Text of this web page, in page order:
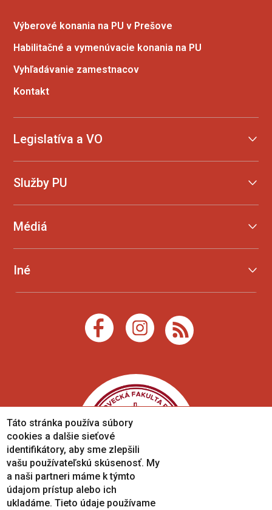
Výberové konania na PU v Prešove
Habilitačné a vymenúvacie konania na PU
Vyhľadávanie zamestnacov
Kontakt
Legislatíva a VO
Služby PU
Médiá
Iné
Táto stránka používa súbory
cookies a dalšie sieťové
identifikátory, aby sme zlepšili
vašu používateľskú skúsenosť. My
a naši partneri máme k týmto
údajom prístup alebo ich
ukladáme. Tieto údaje používame